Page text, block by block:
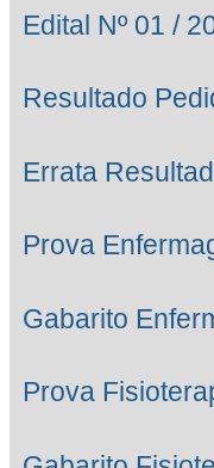
Edital Nº 01 /
Resultado
Errata
Prova
Gabarito
Prova